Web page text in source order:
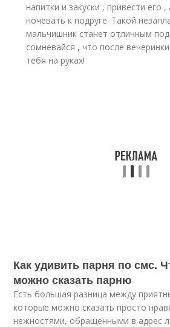
напитки и закуски , привести его
ночевать к подруге. Такой
мальчишник станет отличным
сомневайся , что после
тебя на руках!
Как удивить парня по смс.
можно сказать парню
Есть большая разница между
которые можно сказать просто
нежностями, обращенными в адрес